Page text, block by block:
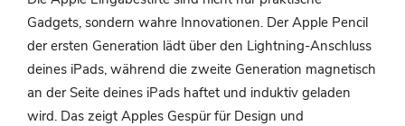
Gadgets, sondern wahre Innovationen. Der Apple Pencil
der ersten Generation lädt über den Lightning-Anschluss
deines iPads, während die zweite Generation magnetisch
an der Seite deines iPads haftet und induktiv geladen
wird. Das zeigt Apples Gespür für Design und